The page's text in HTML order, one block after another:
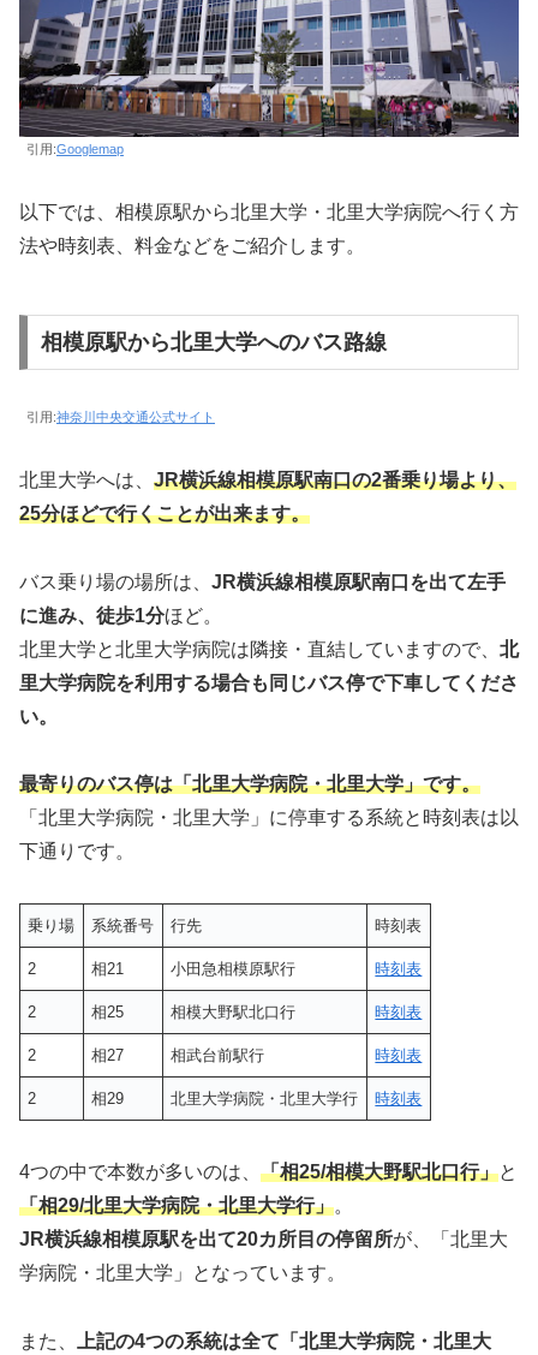
引用:Googlemap
以下では、相模原駅から北里大学・北里大学病院へ行く方
法や時刻表、料金などをご紹介します。
相模原駅から北里大学へのバス路線
引用:神奈川中央交通公式サイト
北里大学へは、 JR横浜線相模原駅南口の2番乗り場より、
25分ほどで行くことが出来ます。
バス乗り場の場所は、 JR横浜線相模原駅南口を出て左手
に進み、徒歩1分ほど。
北里大学と北里大学病院は隣接・直結していますので、 北
里大学病院を利用する場合も同じバス停で下車してくださ
い。
最寄りのバス停は「北里大学病院・北里大学」です。
「北里大学病院・北里大学」に停車する系統と時刻表は以
下通りです。
乗り場 系統番号 行先 時刻表
2 相21 小田急相模原駅行 時刻表
2 相25 相模大野駅北口行 時刻表
2 相27 相武台前駅行 時刻表
2 相29 北里大学病院・北里大学行 時刻表
4つの中で本数が多いのは、 「相25/相模大野駅北口行」と
「相29/北里大学病院・北里大学行」。
JR横浜線相模原駅を出て20カ所目の停留所が、「北里大
学病院・北里大学」となっています。
また、 上記の4つの系統は全て「北里大学病院・北里大